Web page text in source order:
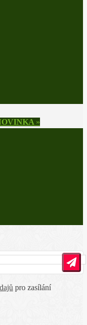
»
pro zasílání